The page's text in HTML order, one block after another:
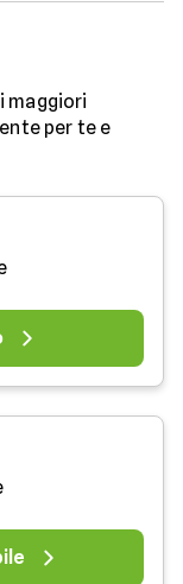
maggiori
per te e